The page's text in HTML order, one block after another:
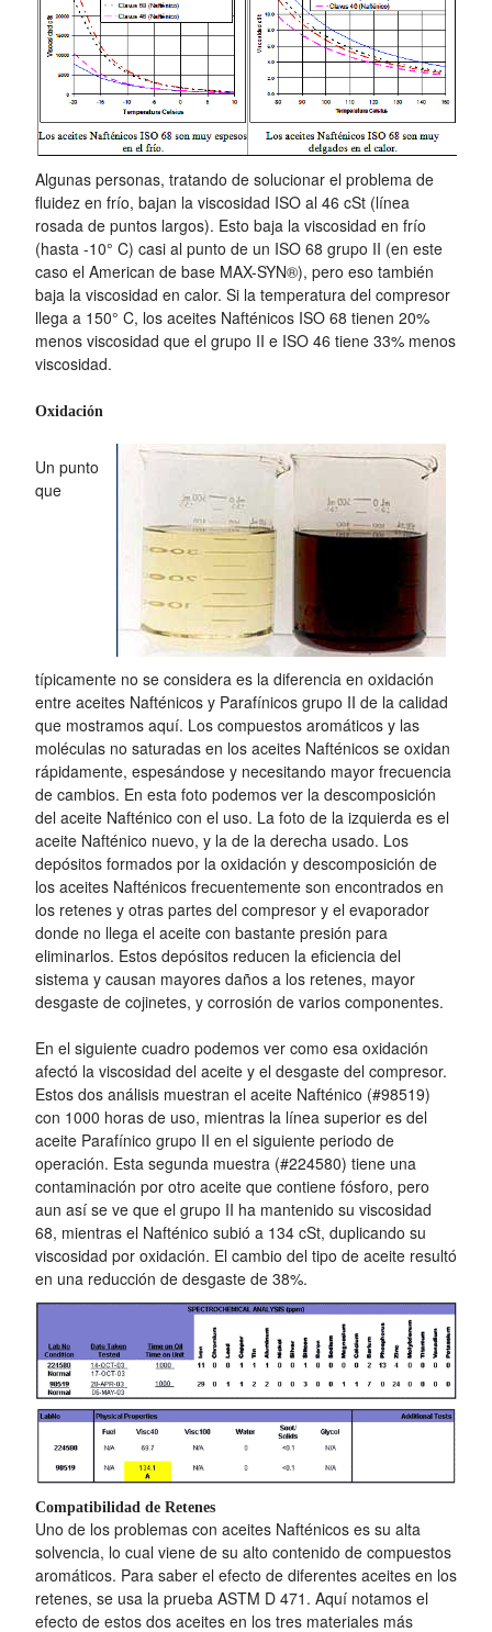
Algunas personas, tratando de solucionar el problema de
fluidez en frío, bajan la viscosidad ISO al 46 cSt (línea
rosada de puntos largos). Esto baja la viscosidad en frío
(hasta -10° C) casi al punto de un ISO 68 grupo II (en este
caso el American de base MAX-SYN®), pero eso también
baja la viscosidad en calor. Si la temperatura del compresor
llega a 150° C, los aceites Nafténicos ISO 68 tienen 20%
menos viscosidad que el grupo II e ISO 46 tiene 33% menos
viscosidad.
Oxidación
Un punto
que
típicamente no se considera es la diferencia en oxidación
entre aceites Nafténicos y Parafínicos grupo II de la calidad
que mostramos aquí. Los compuestos aromáticos y las
moléculas no saturadas en los aceites Nafténicos se oxidan
rápidamente, espesándose y necesitando mayor frecuencia
de cambios. En esta foto podemos ver la descomposición
del aceite Nafténico con el uso. La foto de la izquierda es el
aceite Nafténico nuevo, y la de la derecha usado. Los
depósitos formados por la oxidación y descomposición de
los aceites Nafténicos frecuentemente son encontrados en
los retenes y otras partes del compresor y el evaporador
donde no llega el aceite con bastante presión para
eliminarlos. Estos depósitos reducen la eficiencia del
sistema y causan mayores daños a los retenes, mayor
desgaste de cojinetes, y corrosión de varios componentes.
En el siguiente cuadro podemos ver como esa oxidación
afectó la viscosidad del aceite y el desgaste del compresor.
Estos dos análisis muestran el aceite Nafténico (#98519)
con 1000 horas de uso, mientras la línea superior es del
aceite Parafínico grupo II en el siguiente periodo de
operación. Esta segunda muestra (#224580) tiene una
contaminación por otro aceite que contiene fósforo, pero
aun así se ve que el grupo II ha mantenido su viscosidad
68, mientras el Nafténico subió a 134 cSt, duplicando su
viscosidad por oxidación. El cambio del tipo de aceite resultó
en una reducción de desgaste de 38%.
Compatibilidad de Retenes
Uno de los problemas con aceites Nafténicos es su alta
solvencia, lo cual viene de su alto contenido de compuestos
aromáticos. Para saber el efecto de diferentes aceites en los
retenes, se usa la prueba ASTM D 471. Aquí notamos el
efecto de estos dos aceites en los tres materiales más